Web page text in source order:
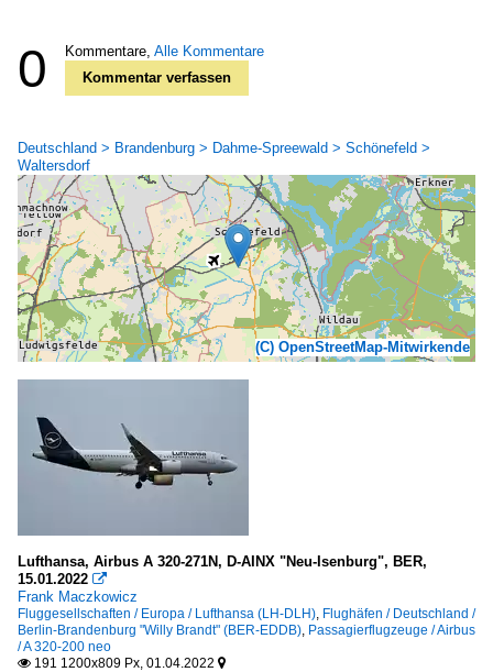
0 Kommentare, Alle Kommentare
Kommentar verfassen
Deutschland > Brandenburg > Dahme-Spreewald > Schönefeld >
Waltersdorf
(C) OpenStreetMap-Mitwirkende
Lufthansa, Airbus A 320-271N, D-AINX "Neu-Isenburg", BER,
15.01.2022 
Frank Maczkowicz
Fluggesellschaften / Europa / Lufthansa (LH-DLH), Flughäfen / Deutschland /
Berlin-Brandenburg "Willy Brandt" (BER-EDDB), Passagierflugzeuge / Airbus
/ A 320-200 neo
 191 1200x809 Px, 01.04.2022 